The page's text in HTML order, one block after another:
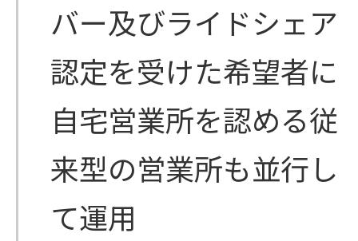
バー及びライドシェア
認定を受けた希望者に
自宅営業所を認める従
来型の営業所も並行し
て運用